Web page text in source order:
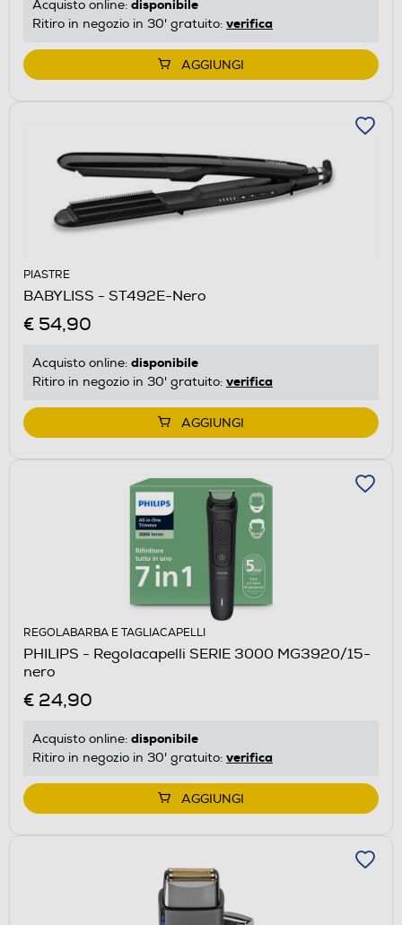
Acquisto online: disponibile
Ritiro in negozio in 30' gratuito: verifica
AGGIUNGI
PIASTRE
BABYLISS - ST492E-Nero
€ 54,90
Acquisto online: disponibile
Ritiro in negozio in 30' gratuito: verifica
AGGIUNGI
REGOLABARBA E TAGLIACAPELLI
PHILIPS - Regolacapelli SERIE 3000 MG3920/15-
nero
€ 24,90
Acquisto online: disponibile
Ritiro in negozio in 30' gratuito: verifica
AGGIUNGI